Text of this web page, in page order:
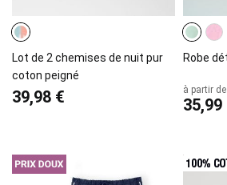
Lot de 2 chemises de nuit pur
coton peigné
39,98 €
Robe
à partir de
35,99